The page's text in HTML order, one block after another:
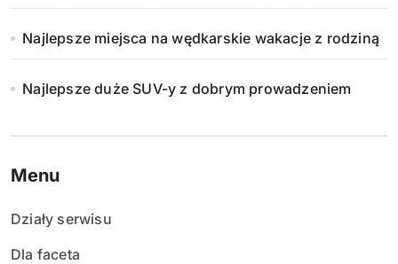
Najlepsze miejsca na wędkarskie wakacje z rodziną
Najlepsze duże SUV-y z dobrym prowadzeniem
Menu
Działy serwisu
Dla faceta